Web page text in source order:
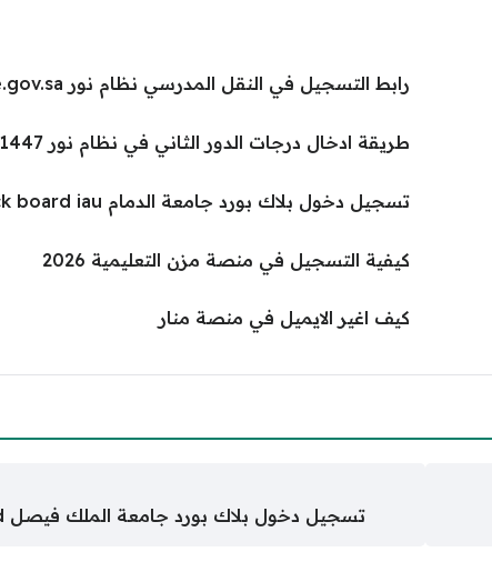
رابط التسجيل في النقل المدرسي نظام نور noor.moe.gov.sa
طريقة ادخال درجات الدور الثاني في نظام نور 1447
تسجيل دخول بلاك بورد جامعة الدمام black board iau
كيفية التسجيل في منصة مزن التعليمية 2026
كيف اغير الايميل في منصة منار
تسجيل دخول بلاك بورد جامعة الملك فيصل kfu black board